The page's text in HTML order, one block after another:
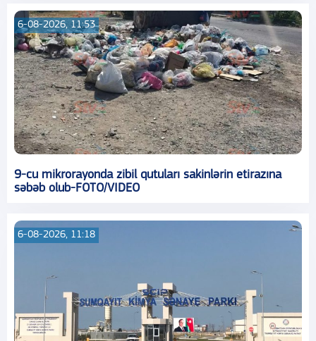
6-08-2026, 11:53
9-cu mikrorayonda zibil qutuları sakinlərin etirazına
səbəb olub-FOTO/VIDEO
6-08-2026, 11:18